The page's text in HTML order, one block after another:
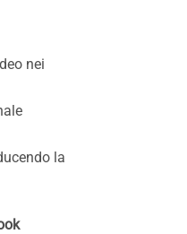
nei
la